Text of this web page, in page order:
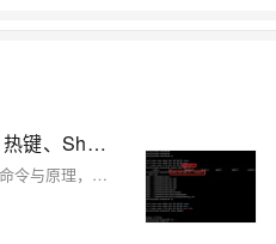
Linux实用技能：打包压缩、热键、Shell与权限管理
本文详解Linux打包压缩技巧、常用命令与原理，涵盖.zip与.tgz格式操作、跨系统传文件方法、Shell运行机制及权限管理，助你高效使用Linux系统。